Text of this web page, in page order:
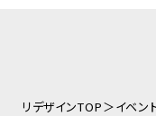
リデザインTOP イベン